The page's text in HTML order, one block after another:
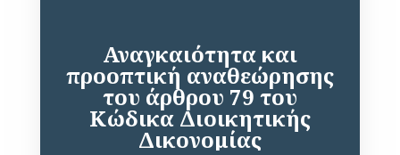
Αναγκαιότητα και
προοπτική αναθεώρησης
του άρθρου 79 του
Κώδικα Διοικητικής
Δικονομίας